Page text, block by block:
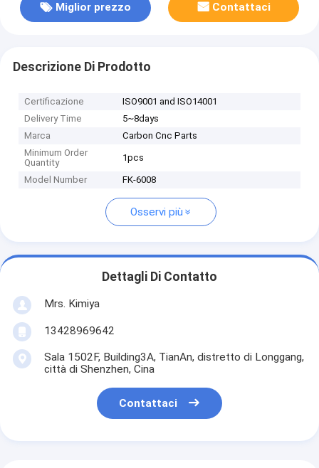
Miglior prezzo Contattaci
Descrizione Di Prodotto
Certificazione
ISO9001 and ISO14001
Delivery Time
5~8days
Marca
Carbon Cnc Parts
Minimum Order
Quantity
1pcs
Model Number FK-6008
Osservi più
Dettagli Di Contatto
Mrs. Kimiya
13428969642
Sala 1502F, Building3A, TianAn, distretto di Longgang,
città di Shenzhen, Cina
Contattaci